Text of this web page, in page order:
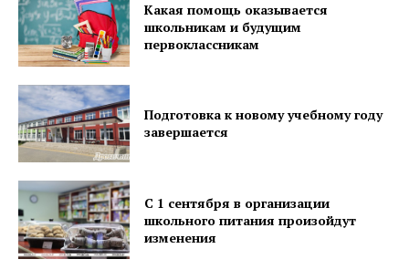
Редакция "ДВ"
Наша гісторыя
Контакты
Правила использования материалов
Какая помощь оказывается
школьникам и будущим
первоклассникам
Подготовка к новому учебному году
завершается
С 1 сентября в организации
школьного питания произойдут
изменения